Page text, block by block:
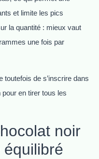
et limite les pics
la quantité : mieux vaut
une fois par
de s’inscrire dans
pour en tirer tous les
noir